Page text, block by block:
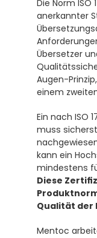
Die Norm ISO
anerkannter
Übersetzer
Augen-
einem
Ein nach ISO
muss
kann ein
Diese
Qualität der
Mentoc